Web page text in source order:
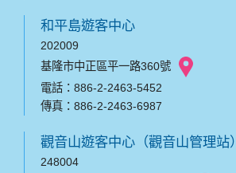
和平島遊客中心
202009
基隆市中正區平一路360號
電話：886-2-2463-5452
傳真：886-2-2463-6987
觀音山遊客中心（觀音山管理站）
248004